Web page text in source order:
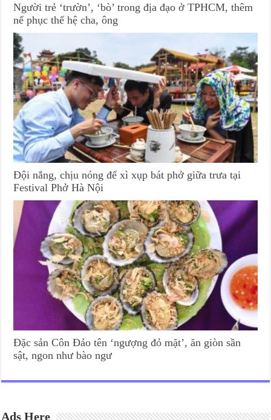
Người trẻ ‘trườn’, ‘bò’ trong địa đạo ở TPHCM, thêm
nể phục thế hệ cha, ông
Đội nắng, chịu nóng để xì xụp bát phở giữa trưa tại
Festival Phở Hà Nội
Đặc sản Côn Đảo tên ‘ngượng đỏ mặt’, ăn giòn sần
sật, ngon như bào ngư
Ads Here